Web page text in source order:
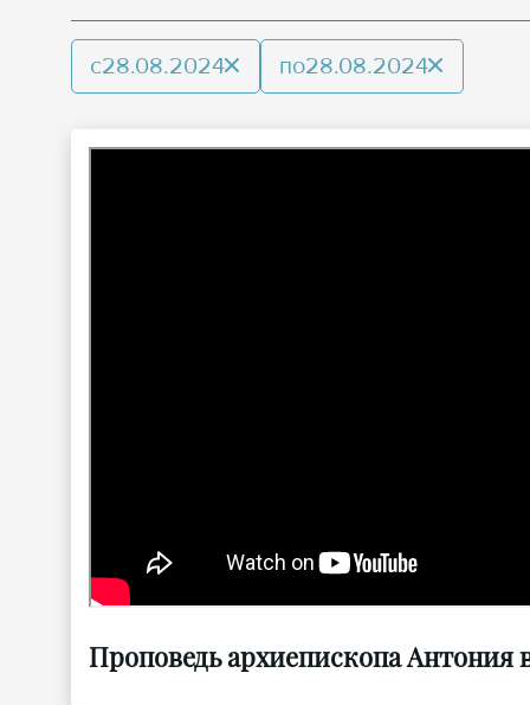
с28.08.2024 по28.08.2024
Проповедь архиепископа Антония